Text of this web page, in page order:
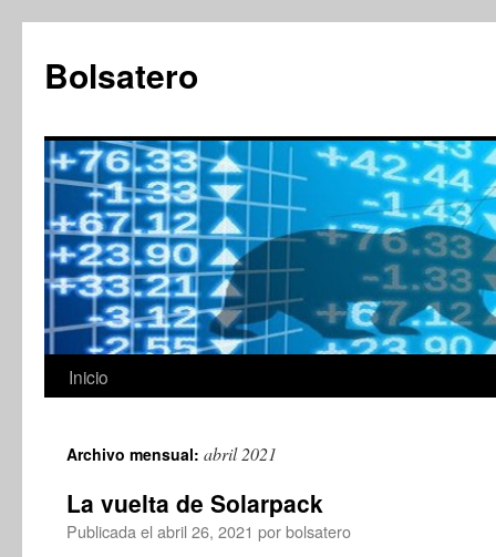
contenido
Bolsatero
Inicio
Archivo mensual: abril 2021
La vuelta de Solarpack
Publicada el abril 26, 2021 porbolsatero